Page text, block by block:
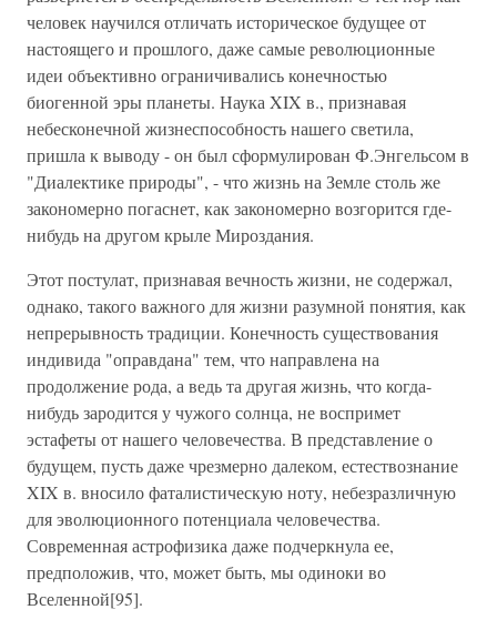
человек научился отличать историческое будущее от
настоящего и прошлого, даже самые революционные
идеи объективно ограничивались конечностью
биогенной эры планеты. Наука XIX в., признавая
небесконечной жизнеспособность нашего светила,
пришла к выводу - он был сформулирован Ф.Энгельсом в
"Диалектике природы", - что жизнь на Земле столь же
закономерно погаснет, как закономерно возгорится где-
нибудь на другом крыле Мироздания.
Этот постулат, признавая вечность жизни, не содержал,
однако, такого важного для жизни разумной понятия, как
непрерывность традиции. Конечность существования
индивида "оправдана" тем, что направлена на
продолжение рода, а ведь та другая жизнь, что когда-
нибудь зародится у чужого солнца, не воспримет
эстафеты от нашего человечества. В представление о
будущем, пусть даже чрезмерно далеком, естествознание
XIX в. вносило фаталистическую ноту, небезразличную
для эволюционного потенциала человечества.
Современная астрофизика даже подчеркнула ее,
предположив, что, может быть, мы одиноки во
Вселенной[95].